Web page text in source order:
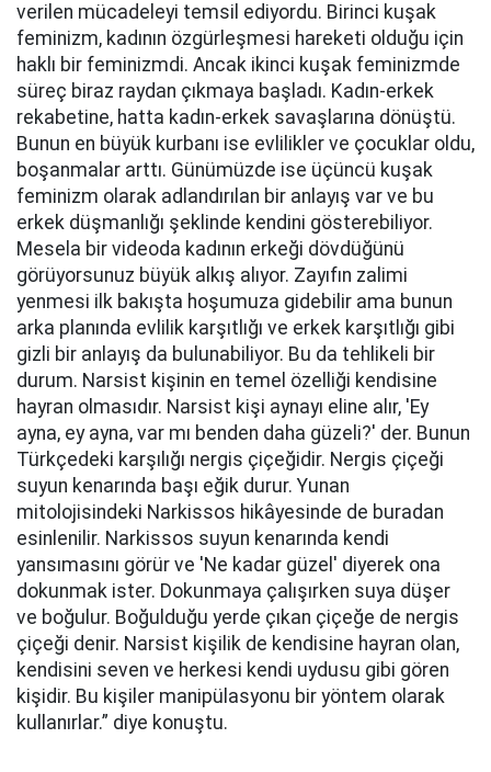
verilen mücadeleyi temsil ediyordu. Birinci kuşak
feminizm, kadının özgürleşmesi hareketi olduğu için
haklı bir feminizmdi. Ancak ikinci kuşak feminizmde
süreç biraz raydan çıkmaya başladı. Kadın-erkek
rekabetine, hatta kadın-erkek savaşlarına dönüştü.
Bunun en büyük kurbanı ise evlilikler ve çocuklar oldu,
boşanmalar arttı. Günümüzde ise üçüncü kuşak
feminizm olarak adlandırılan bir anlayış var ve bu
erkek düşmanlığı şeklinde kendini gösterebiliyor.
Mesela bir videoda kadının erkeği dövdüğünü
görüyorsunuz büyük alkış alıyor. Zayıfın zalimi
yenmesi ilk bakışta hoşumuza gidebilir ama bunun
arka planında evlilik karşıtlığı ve erkek karşıtlığı gibi
gizli bir anlayış da bulunabiliyor. Bu da tehlikeli bir
durum. Narsist kişinin en temel özelliği kendisine
hayran olmasıdır. Narsist kişi aynayı eline alır, 'Ey
ayna, ey ayna, var mı benden daha güzeli?' der. Bunun
Türkçedeki karşılığı nergis çiçeğidir. Nergis çiçeği
suyun kenarında başı eğik durur. Yunan
mitolojisindeki Narkissos hikâyesinde de buradan
esinlenilir. Narkissos suyun kenarında kendi
yansımasını görür ve 'Ne kadar güzel' diyerek ona
dokunmak ister. Dokunmaya çalışırken suya düşer
ve boğulur. Boğulduğu yerde çıkan çiçeğe de nergis
çiçeği denir. Narsist kişilik de kendisine hayran olan,
kendisini seven ve herkesi kendi uydusu gibi gören
kişidir. Bu kişiler manipülasyonu bir yöntem olarak
kullanırlar.” diye konuştu.